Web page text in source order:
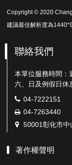
Copyright © 2020
建議最佳解析度為
聯絡我們
本單位服務時間：
六、日及例假日休
電
話：
04-7222151
傳
真：
04-7263440
地
50001彰化市
著作權聲明